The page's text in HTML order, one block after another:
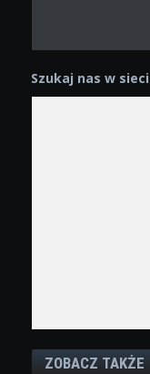
Szukaj nas w sieci
ZOBACZ TAKŻE